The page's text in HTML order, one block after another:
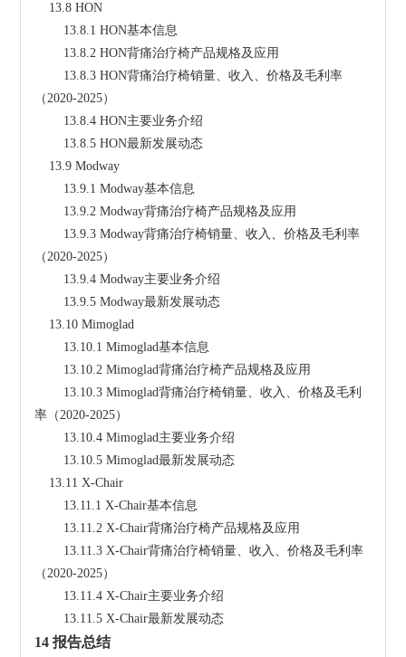
    13.8 HON
        13.8.1 HON基本信息
        13.8.2 HON背痛治疗椅产品规格及应用
（2020-2025）
        13.8.4 HON主要业务介绍
        13.8.5 HON最新发展动态
    13.9 Modway
        13.9.1 Modway基本信息
        13.9.2 Modway背痛治疗椅产品规格及应用
（2020-2025）
        13.9.4 Modway主要业务介绍
        13.9.5 Modway最新发展动态
    13.10 Mimoglad
        13.10.1 Mimoglad基本信息
        13.10.2 Mimoglad背痛治疗椅产品规格及应用
率（2020-2025）
        13.10.4 Mimoglad主要业务介绍
        13.10.5 Mimoglad最新发展动态
    13.11 X-Chair
        13.11.1 X-Chair基本信息
        13.11.2 X-Chair背痛治疗椅产品规格及应用
（2020-2025）
        13.11.4 X-Chair主要业务介绍
        13.11.5 X-Chair最新发展动态
14 报告总结